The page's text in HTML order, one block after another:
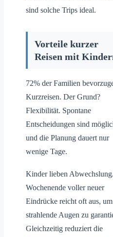
sind solche Trips ideal.
Vorteile kurzer
Reisen mit
72% der Familien
Kurzreisen. Der Grund?
Flexibilität. Spontane
Entscheidungen sind
und die Planung dauert nur
wenige Tage.
Kinder lieben
Wochenende voller neuer
Eindrücke reicht oft aus, um
strahlende Augen zu
Gleichzeitig reduziert die